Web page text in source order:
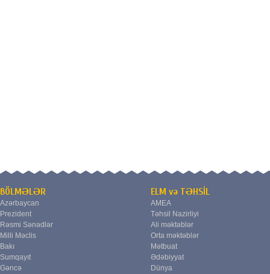
BÖLMƏLƏR
Azərbaycan
Prezident
Rəsmi Sənədlər
Milli Məclis
Bakı
Sumqayıt
Gəncə
ELM və TƏHSİL
AMEA
Təhsil Nazirliyi
Ali məktəblər
Orta məktəblər
Mətbuat
Ədəbiyyat
Dünya